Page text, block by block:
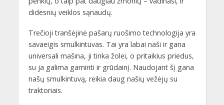
didesnių veiklos sąnaudų.
Trečioji tranšėjinė pašarų ruošimo technologija yra
savaeigis smulkintuvas. Tai yra labai naši ir gana
universali mašina, ji tinka žolei, o pritaikius priedus,
su ja galima gaminti ir grūdainį. Naudojant šį gana
našų smulkintuvą, reikia daug našių vežėjų su
traktoriais.